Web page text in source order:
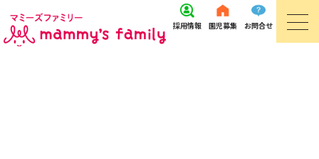
採用情報 園児募集 お問合せ